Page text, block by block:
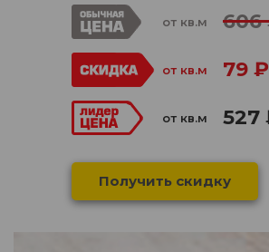
от кв.м 606
от кв.м 79 ₽
от кв.м 527
Получить скидку